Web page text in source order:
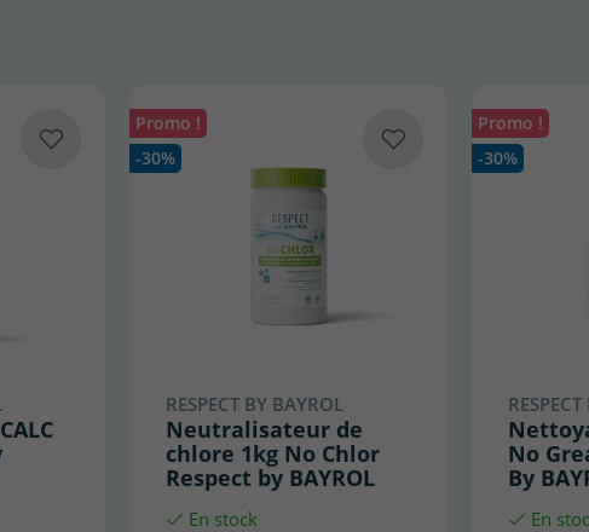
RESPECT BY BAYROL
Neutralisateur de
chlore 1kg No Chlor
Respect by BAYROL
En stock
Promo !
-30%
No
By
En
Promo !
-30%